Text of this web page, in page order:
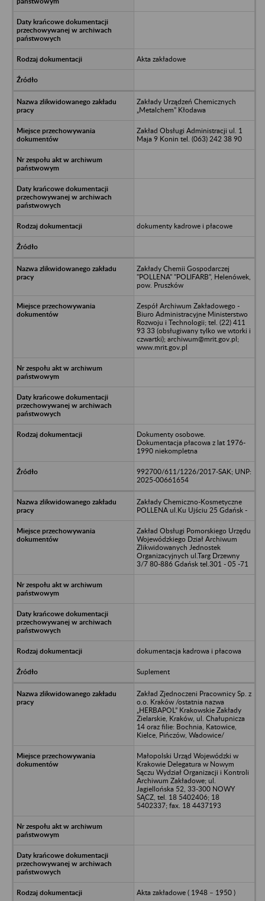
Akta zakładowe
Zakłady Urządzeń Chemicznych
„Metalchem” Kłodawa
Zakład Obsługi Administracji ul. 1
Maja 9 Konin tel. (063) 242 38 90
dokumenty kadrowe i płacowe
Zakłady Chemii Gospodarczej
"POLLENA" "POLIFARB", Helenówek,
pow. Pruszków
Zespół Archiwum Zakładowego -
Biuro Administracyjne Ministerstwo
Rozwoju i Technologii; tel. (22) 411
93 33 (obsługiwany tylko we wtorki i
czwartki); archiwum@mrit.gov.pl;
www.mrit.gov.pl
Dokumenty osobowe.
Dokumentacja płacowa z lat 1976-
1990 niekompletna
992700/611/1226/2017-SAK; UNP:
2025-00661654
Zakłady Chemiczno-Kosmetyczne
POLLENA ul.Ku Ujściu 25 Gdańsk -
Zakład Obsługi Pomorskiego Urzędu
Wojewódzkiego Dział Archiwum
Zlikwidowanych Jednostek
Organizacyjnych ul.Targ Drzewny
3/7 80-886 Gdańsk tel.301 - 05 -71
dokumentacja kadrowa i płacowa
Suplement
Zakład Zjednoczeni Pracownicy Sp. z
o.o. Kraków /ostatnia nazwa
„HERBAPOL” Krakowskie Zakłady
Zielarskie, Kraków, ul. Chałupnicza
14 oraz filie: Bochnia, Katowice,
Kielce, Pińczów, Wadowice/
Małopolski Urząd Wojewódzki w
Krakowie Delegatura w Nowym
Sączu Wydział Organizacji i Kontroli
Archiwum Zakładowe; ul.
Jagiellońska 52, 33-300 NOWY
SĄCZ, tel. 18 5402406; 18
5402337; fax. 18 4437193
Akta zakładowe ( 1948 – 1950 )